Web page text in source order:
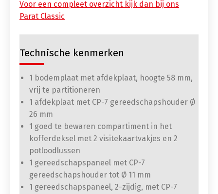
Voor een compleet overzicht kijk dan bij ons
Parat Classic
Technische kenmerken
1 bodemplaat met afdekplaat, hoogte 58 mm,
vrij te partitioneren
1 afdekplaat met CP-7 gereedschapshouder Ø
26 mm
1 goed te bewaren compartiment in het
kofferdeksel met 2 visitekaartvakjes en 2
potloodlussen
1 gereedschapspaneel met CP-7
gereedschapshouder tot Ø 11 mm
1 gereedschapspaneel, 2-zijdig, met CP-7